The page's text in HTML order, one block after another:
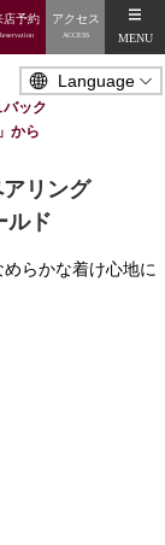
店予約
Reservation
アクセス
ACCESS MENU
ック
から
リング
ルド
らかな着け心地に